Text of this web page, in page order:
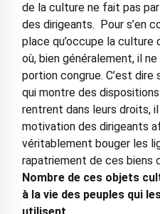
de la culture ne fait pas
des dirigeants. Pour s’en
place qu’occupe la culture
où, bien généralement, il
portion congrue. C’est dire
qui montre des
rentrent dans leurs droits,
motivation des dirigeants
véritablement bouger les
rapatriement de ces biens
Nombre de ces objets
à la vie des peuples qui